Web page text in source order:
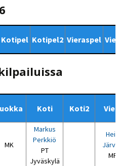
Kotipel Kotipel2 Vieraspel
Koti Koti2
MK
Markus
Perkkiö
PT
Jyväskylä